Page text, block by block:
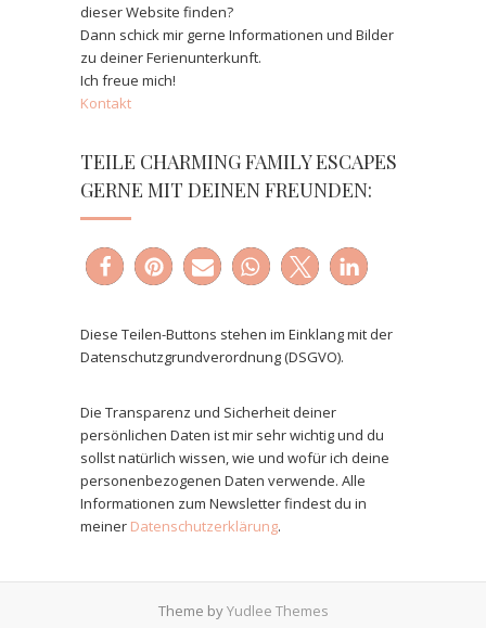
dieser Website finden?
Dann schick mir gerne Informationen und Bilder
zu deiner Ferienunterkunft.
Ich freue mich!
Kontakt
TEILE CHARMING FAMILY ESCAPES
GERNE MIT DEINEN FREUNDEN:
Diese Teilen-Buttons stehen im Einklang mit der
Datenschutzgrundverordnung (DSGVO).
Die Transparenz und Sicherheit deiner
persönlichen Daten ist mir sehr wichtig und du
sollst natürlich wissen, wie und wofür ich deine
personenbezogenen Daten verwende. Alle
Informationen zum Newsletter findest du in
meiner Datenschutzerklärung.
Theme byYudlee Themes